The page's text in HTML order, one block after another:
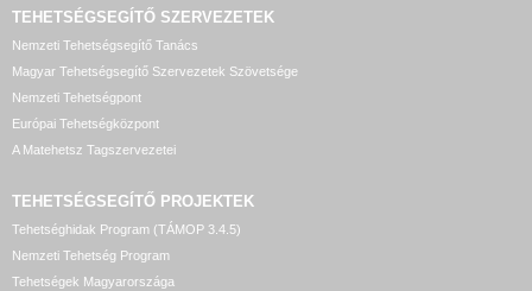
TEHETSÉGSEGÍTŐ SZERVEZETEK
Nemzeti Tehetségsegítő Tanács
Magyar Tehetségsegítő Szervezetek Szövetsége
Nemzeti Tehetségpont
Európai Tehetségközpont
A Matehetsz Tagszervezetei
TEHETSÉGSEGÍTŐ PROJEKTEK
Tehetséghidak Program (TÁMOP 3.4.5)
Nemzeti Tehetség Program
Tehetségek Magyarországa